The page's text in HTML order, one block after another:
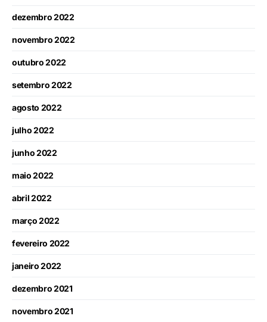
dezembro 2022
novembro 2022
outubro 2022
setembro 2022
agosto 2022
julho 2022
junho 2022
maio 2022
abril 2022
março 2022
fevereiro 2022
janeiro 2022
dezembro 2021
novembro 2021